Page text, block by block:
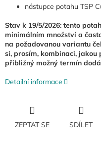
nástupce potahu TSP
Stav k 19/5/2026: tento
minimálním množství a
na požadovanou variantu
si, prosím, kombinaci,
přibližný možný termín
Detailní informace
ZEPTAT SE SDÍLET